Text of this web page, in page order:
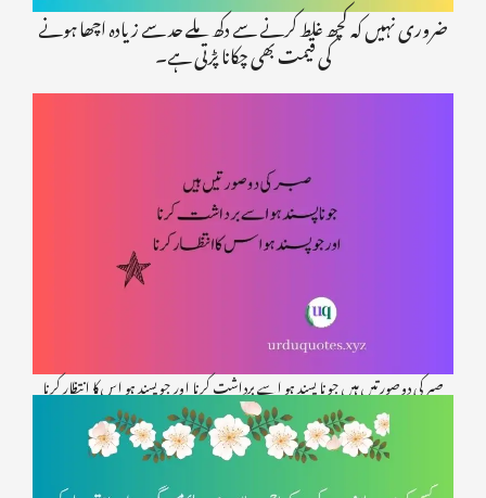
ضروری نہیں کہ کچھ غلط کرنے سے دکھ ملے حد سے زیادہ اچھا ہونے
کی قیمت بھی چکانا پڑتی ہے۔
صبر کی دو صورتیں ہیں جو نا پسند ہو اسے برداشت کرنا اور جو پسند ہو اس کا انتظار کرنا